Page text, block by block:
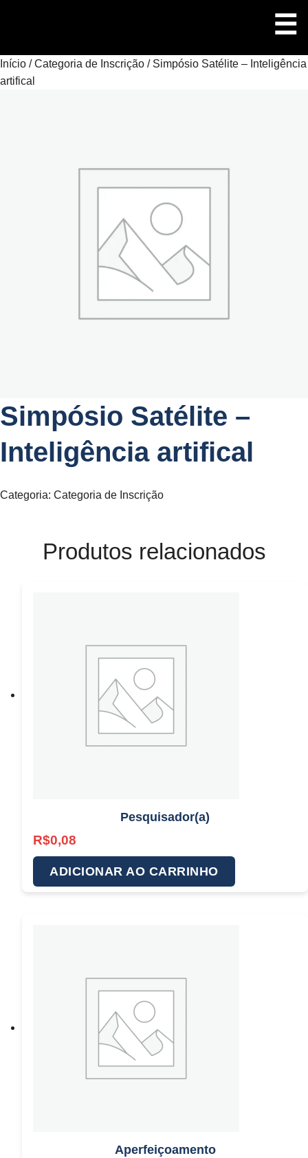
conteúdo
☰
Início /Categoria de Inscrição / Simpósio Satélite – Inteligência
artifical
Simpósio Satélite –
Inteligência artifical
Categoria: Categoria de Inscrição
Produtos relacionados
Pesquisador(a)
R$0,08
ADICIONAR AO CARRINHO
Aperfeiçoamento